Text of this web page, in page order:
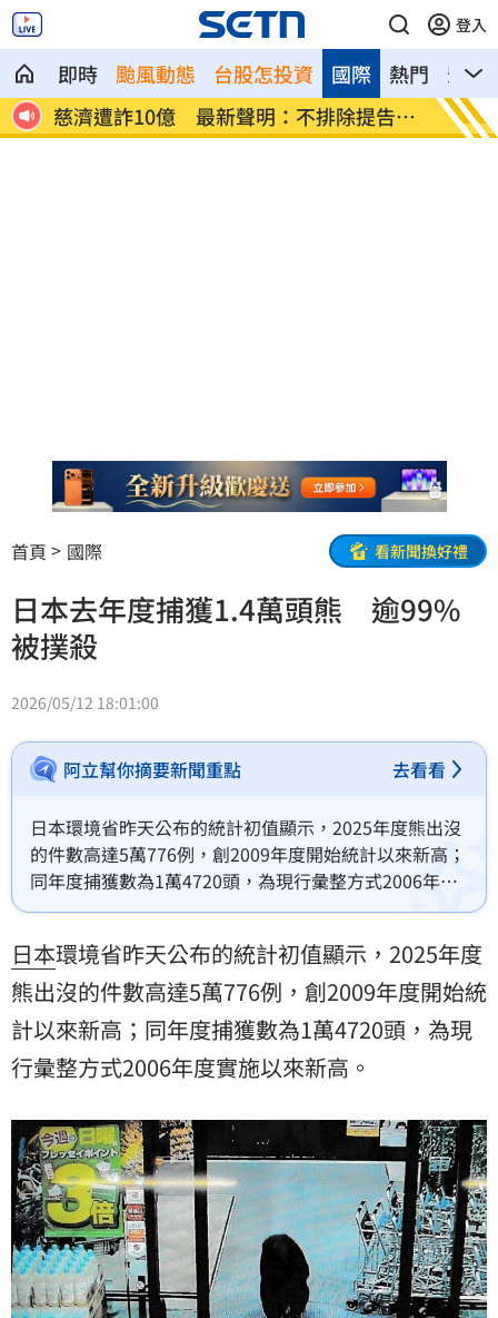
登入
即時 颱風動態 台股怎投資 熱門 影音
國際
了
慈濟遭詐10億 最新聲明：不排除提告求
償
攝護
生
首頁 國際 看新聞換好禮
日本去年度捕獲1.4萬頭熊 逾99%
被撲殺
2026/05/12 18:01:00
阿立幫你摘要新聞重點 去看看
日本環境省昨天公布的統計初值顯示，2025年度熊出沒
的件數高達5萬776例，創2009年度開始統計以來新高；
同年度捕獲數為1萬4720頭，為現行彙整方式2006年度
實施以來新高。
日本環境省昨天公布的統計初值顯示，2025年度
熊出沒的件數高達5萬776例，創2009年度開始統
計以來新高；同年度捕獲數為1萬4720頭，為現
行彙整方式2006年度實施以來新高。